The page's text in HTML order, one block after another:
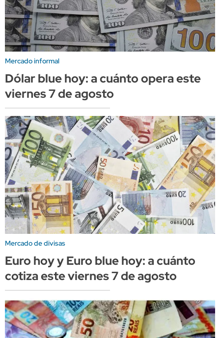
Mercado informal
Dólar blue hoy: a cuánto opera este
viernes 7 de agosto
Mercado de divisas
Euro hoy y Euro blue hoy: a cuánto
cotiza este viernes 7 de agosto